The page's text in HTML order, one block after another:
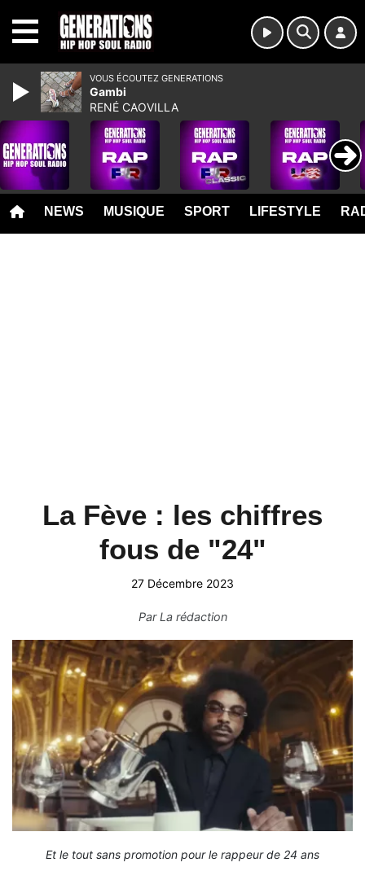
NEWS MUSIQUE SPORT LIFESTYLE
La Fève : les chiffres
fous de "24"
27 Décembre 2023
ParLa rédaction
Et le tout sans promotion pour le rappeur de 24 ans
VOUS ÉCOUTEZ GENERATIONS
Gambi
RENÉ CAOVILLA